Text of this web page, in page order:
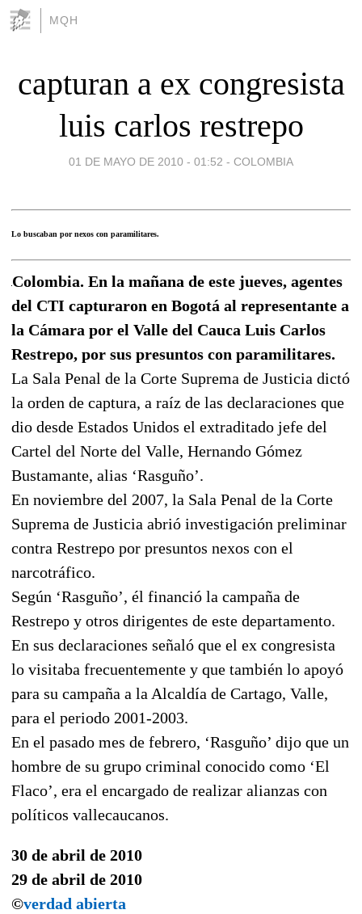
MQH
capturan a ex congresista
luis carlos restrepo
01 DE MAYO DE 2010 - 01:52 - COLOMBIA
Lo buscaban por nexos con paramilitares.
Colombia. En la mañana de este jueves, agentes
del CTI capturaron en Bogotá al representante a
la Cámara por el Valle del Cauca Luis Carlos
Restrepo, por sus presuntos con paramilitares.
La Sala Penal de la Corte Suprema de Justicia dictó
la orden de captura, a raíz de las declaraciones que
dio desde Estados Unidos el extraditado jefe del
Cartel del Norte del Valle, Hernando Gómez
Bustamante, alias ‘Rasguño’.
En noviembre del 2007, la Sala Penal de la Corte
Suprema de Justicia abrió investigación preliminar
contra Restrepo por presuntos nexos con el
narcotráfico.
Según ‘Rasguño’, él financió la campaña de
Restrepo y otros dirigentes de este departamento.
En sus declaraciones señaló que el ex congresista
lo visitaba frecuentemente y que también lo apoyó
para su campaña a la Alcaldía de Cartago, Valle,
para el periodo 2001-2003.
En el pasado mes de febrero, ‘Rasguño’ dijo que un
hombre de su grupo criminal conocido como ‘El
Flaco’, era el encargado de realizar alianzas con
políticos vallecaucanos.
30 de abril de 2010
29 de abril de 2010
©verdad abierta